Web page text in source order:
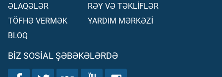
ƏLAQƏLƏR
TÖFHƏ VERMƏK
BLOQ
RƏY VƏ TƏKLİFLƏR
YARDIM MƏRKƏZİ
BIZ SOSIAL ŞƏBƏKƏLƏRDƏ